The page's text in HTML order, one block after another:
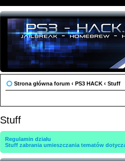
Strona główna forum ‹ PS3 HACK ‹ Stuff
Stuff
Regulamin działu
Stuff zabrania umieszczania tematów